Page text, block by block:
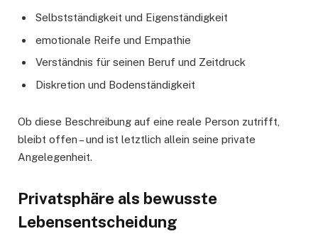
Selbstständigkeit und Eigenständigkeit
emotionale Reife und Empathie
Verständnis für seinen Beruf und Zeitdruck
Diskretion und Bodenständigkeit
Ob diese Beschreibung auf eine reale Person zutrifft,
bleibt offen – und ist letztlich allein seine private
Angelegenheit.
Privatsphäre als bewusste
Lebensentscheidung